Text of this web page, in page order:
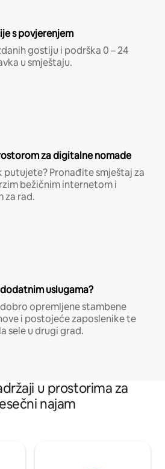
s povjerenjem
gostiju i podrška 0 – 24
u smještaju.
za digitalne nomade
putujete? Pronađite smještaj za
bežičnim internetom i
za rad.
uslugama?
opremljene stambene
i postojeće zaposlenike te
sele u drugi grad.
u prostorima za
najam